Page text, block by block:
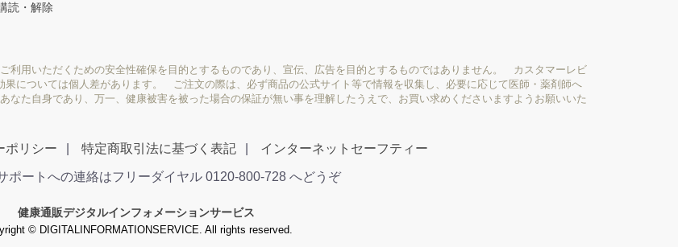
読・解除
利用いただくための安全性確保を目的とするものであり、宣伝、広告を目的とするものではありません。 カスタマーレビ
については個人差があります。 ご注文の際は、必ず商品の公式サイト等で情報を収集し、必要に応じて医師・薬剤師へ
た自身であり、万一、健康被害を被った場合の保証が無い事を理解したうえで、お買い求めくださいますようお願いいた
ポリシー 特定商取引法に基づく表記 インターネットセーフティー
ポートへの連絡はフリーダイヤル 0120-800-728 へどうぞ
健康通販デジタルインフォメーションサービス
© DIGITALINFORMATIONSERVICE. All rights reserved.